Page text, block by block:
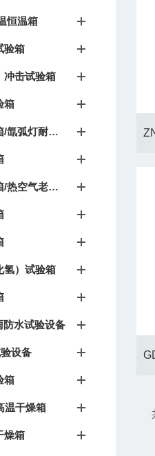
恒温箱
验箱
冲击试验箱
箱
氙灯老化试验箱/氙弧灯耐候试验箱
换气老化试验箱/热空气老化箱
氢）试验箱
防水试验设备
设备
箱
干燥箱
燥箱